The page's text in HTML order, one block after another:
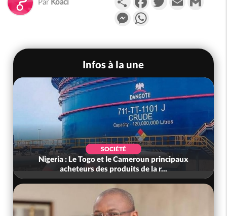
Messenger
Infos à la une
SOCIÉTÉ
Nigeria : Le Togo et le Cameroun principaux
acheteurs des produits de la r...